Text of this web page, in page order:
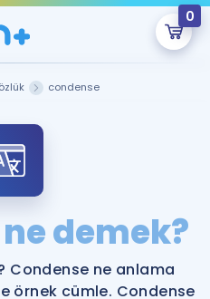
0
An Boş.
onlarca eğitim seni
condense
ne demek?
Condense ne anlama
örnek cümle. Condense